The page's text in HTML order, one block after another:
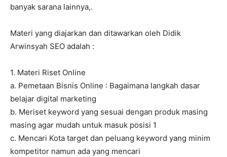
banyak sarana lainnya,.
Materi yang diajarkan dan ditawarkan oleh Didik
Arwinsyah SEO adalah :
1. Materi Riset Online
a. Pemetaan Bisnis Online : Bagaimana langkah dasar
belajar digital marketing
b. Meriset keyword yang sesuai dengan produk masing
masing agar mudah untuk masuk posisi 1
c. Mencari Kota target dan peluang keyword yang minim
kompetitor namun ada yang mencari